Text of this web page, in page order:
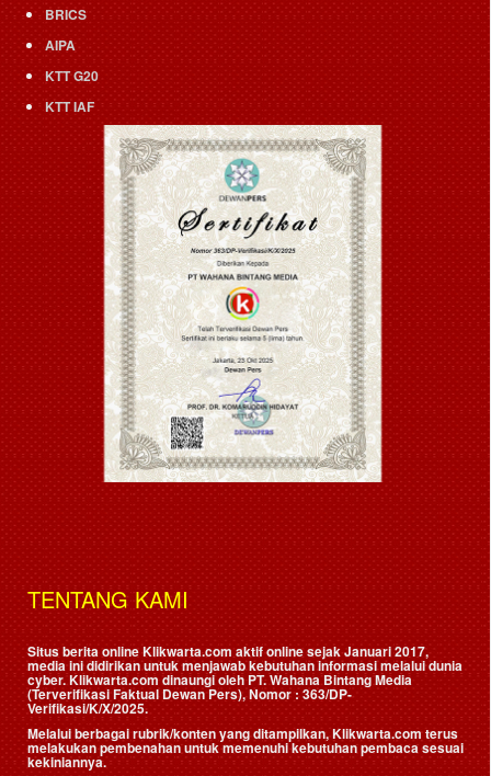
BRICS
AIPA
KTT G20
KTT IAF
TENTANG KAMI
Situs berita online Klikwarta.com aktif online sejak Januari 2017,
media ini didirikan untuk menjawab kebutuhan informasi melalui dunia
cyber. Klikwarta.com dinaungi oleh PT. Wahana Bintang Media
(Terverifikasi Faktual Dewan Pers), Nomor : 363/DP-
Verifikasi/K/X/2025.
Melalui berbagai rubrik/konten yang ditampilkan, Klikwarta.com terus
melakukan pembenahan untuk memenuhi kebutuhan pembaca sesuai
kekiniannya.